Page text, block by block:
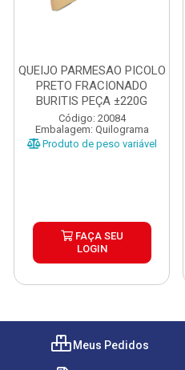
QUEIJO PARMESAO PICOLO
PRETO FRACIONADO
BURITIS PEÇA ±220G
Código: 20084
Embalagem: Quilograma
Produto de peso variável
FAÇA SEU
LOGIN
Meus Pedidos